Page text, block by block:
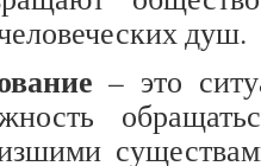
душ.
– это